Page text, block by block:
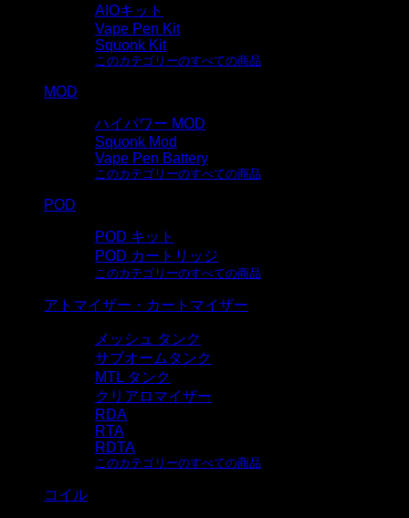
AIOキット
Vape Pen Kit
Squonk Kit
このカテゴリーのすべての商品
MOD
ハイパワー MOD
Squonk Mod
Vape Pen Battery
このカテゴリーのすべての商品
POD
POD キット
POD カートリッジ
このカテゴリーのすべての商品
アトマイザー・カートマイザー
メッシュ タンク
サブオームタンク
MTL タンク
クリアロマイザー
RDA
RTA
RDTA
このカテゴリーのすべての商品
コイル